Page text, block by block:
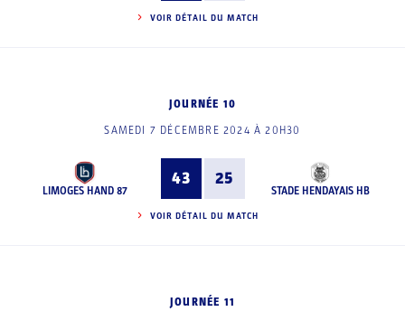
VOIR DÉTAIL DU MATCH
JOURNÉE 10
SAMEDI 7 DÉCEMBRE 2024 À 20H30
LIMOGES HAND 87
43 25
STADE HENDAYAIS HB
VOIR DÉTAIL DU MATCH
JOURNÉE 11